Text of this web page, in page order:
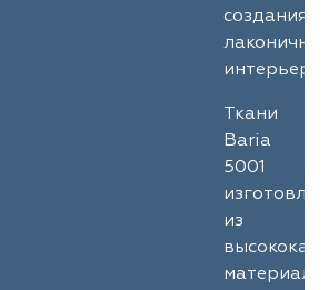
создания
Ткани
Baria
5001
из